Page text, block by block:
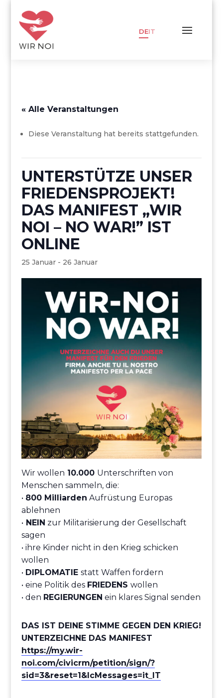
DEIT
« Alle Veranstaltungen
Diese Veranstaltung hat bereits stattgefunden.
UNTERSTÜTZE UNSER
FRIEDENSPROJEKT!
DAS MANIFEST „WIR
NOI – NO WAR!” IST
ONLINE
25 Januar- 26 Januar
Wir wollen 10.000 Unterschriften von
Menschen sammeln, die:
• 800 Milliarden Aufrüstung Europas
ablehnen
• NEIN zur Militarisierung der Gesellschaft
sagen
• ihre Kinder nicht in den Krieg schicken
wollen
• DIPLOMATIE statt Waffen fordern
• eine Politik des FRIEDENS wollen
• den REGIERUNGEN ein klares Signal senden
DAS IST DEINE STIMME GEGEN DEN KRIEG!
UNTERZEICHNE DAS MANIFEST
https://my.wir-
noi.com/civicrm/petition/sign/?
sid=3&reset=1&lcMessages=it_IT